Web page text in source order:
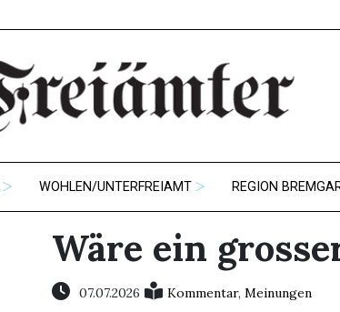
WOHLEN/UNTERFREIAMT REGION
Wäre ein
07.07.2026 Kommentar, Meinungen